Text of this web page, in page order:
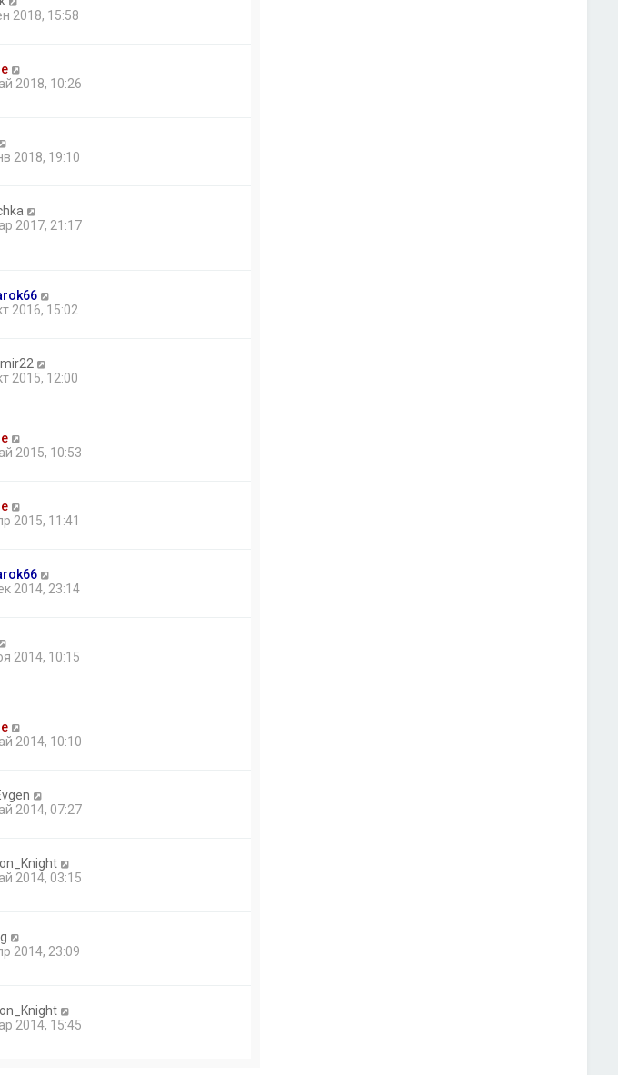
2018, 15:58
2018, 10:26
2018, 19:10
2017, 21:17
2016, 15:02
2015, 12:00
2015, 10:53
2015, 11:41
2014, 23:14
2014, 10:15
2014, 10:10
2014, 07:27
2014, 03:15
2014, 23:09
2014, 15:45